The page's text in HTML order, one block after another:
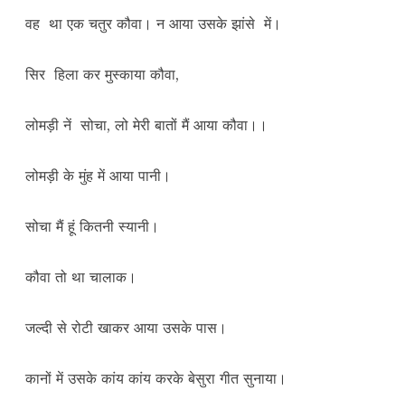
वह था एक चतुर कौवा। न आया उसके झांसे में।
सिर हिला कर मुस्काया कौवा,
लोमड़ी नें सोचा, लो मेरी बातों मैं आया कौवा।।
लोमड़ी के मुंह में आया पानी।
सोचा मैं हूं कितनी स्यानी।
कौवा तो था चालाक।
जल्दी से रोटी खाकर आया उसके पास।
कानों में उसके कांय कांय करके बेसुरा गीत सुनाया।